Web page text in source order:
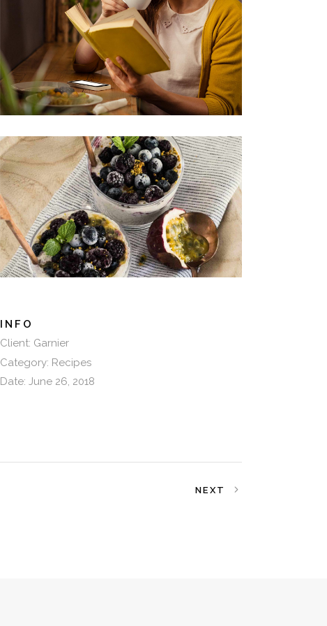
INFO
Client: Garnier
Category: Recipes
Date: June 26, 2018
NEXT